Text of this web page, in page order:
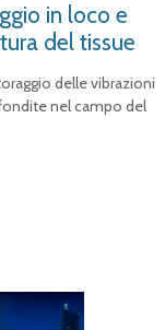
in loco e
del tissue
delle vibrazioni
nel campo del